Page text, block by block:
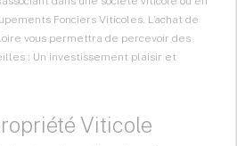
Fonciers Viticoles. L’achat de
vous permettra de percevoir des
: Un investissement plaisir et
Viticole